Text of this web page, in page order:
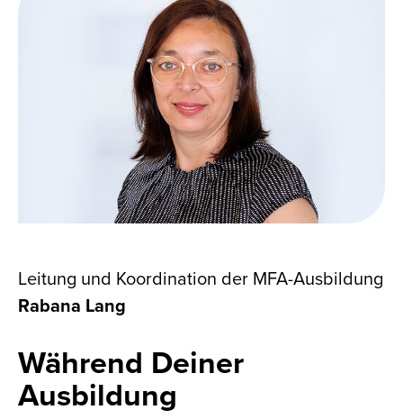
Leitung und Koordination der MFA-Ausbildung
Rabana Lang
Während Deiner
Ausbildung